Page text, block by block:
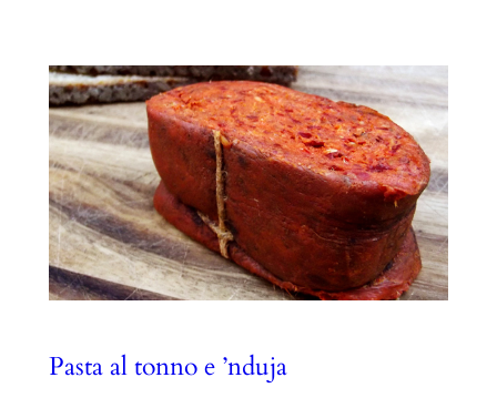
Pasta al tonno e ’nduja